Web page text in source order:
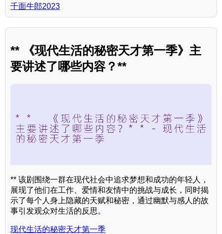
千面牛郎2023
** 《现代生活的秘密天才第一季》主
要讲述了哪些内容？**
** 该剧围绕一群在现代社会中追求梦想和成功的年轻人，
展现了他们在工作、爱情和友情中的挑战与成长，同时揭
示了每个人身上隐藏的天赋和秘密，通过幽默与感人的故
事引发观众对生活的反思。
现代生活的秘密天才第一季